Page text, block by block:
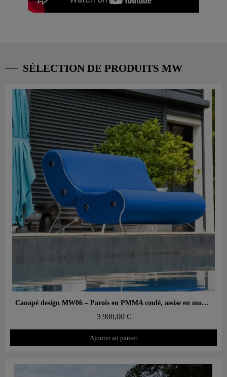
SÉLECTION DE PRODUITS MW
Aperçu rapide Canapé design MW06 – Parois en PMMA coulé, assise en mousse alvéolaire
3 900,00 €
Ajouter au panier